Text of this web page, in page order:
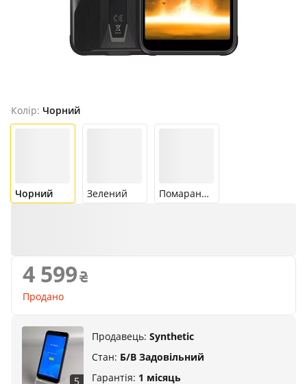
Колір: Чорний
Чорний Зелений Помаранчевий
4 599
Продано
5
Продавець: Synthetic
Стан: Б/В Задовільний
Гарантія: 1 місяць